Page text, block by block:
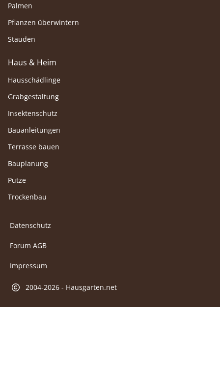
Palmen
Pflanzen überwintern
Stauden
Haus & Heim
Hausschädlinge
Grabgestaltung
Insektenschutz
Bauanleitungen
Terrasse bauen
Bauplanung
Putze
Trockenbau
Datenschutz
Forum AGB
Impressum
2004-2026 - Hausgarten.net